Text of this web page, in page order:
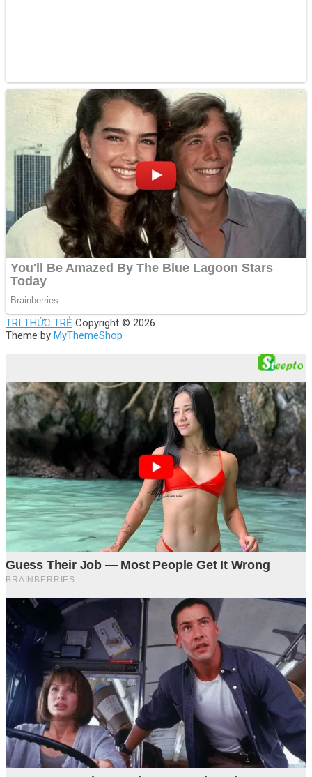
TRI THỨC TRẺ Copyright © 2026.
Theme by MyThemeShop